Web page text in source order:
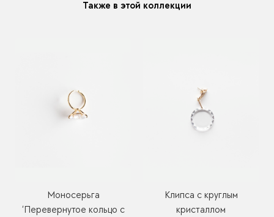
Также в этой коллекции
Моносерьга
‘Перевернутое кольцо с
Клипса с круглым
кристаллом